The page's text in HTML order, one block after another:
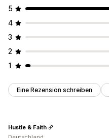
5
4
3
2
1
Eine Rezension schreiben
Hustle & Faith